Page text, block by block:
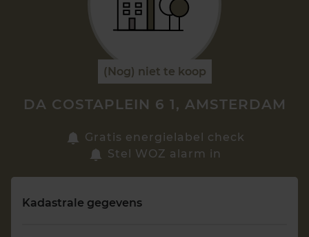
Zoek een woning
(Nog) niet te koop
DA COSTAPLEIN 6 1, AMSTERDAM
Gratis energielabel check
Stel WOZ alarm in
Kadastrale gegevens